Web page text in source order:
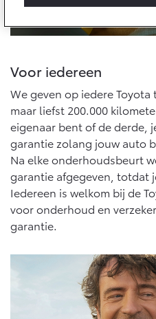
Corolla Cross
Vanaf € 39.995,-
Toyota C-HR+
BATTERIJ-ELEKTRISCH
Vanaf € 37.995,-
10 jaar batterijgarantie
Toyota fabrieksgarantie
Onderdelen & Accessoires
Onderdelen
Accessoires
Banden
Webshop
Connected
MyToyota login
MyToyota App
Abonnementen
Energie en slim laden
Verzekeren
Toyota Autoverzekering
Toyota Hybride
Bedrijfswagens
Financieren of leasen
Verzekeren
Voor iedereen
We geven op iedere
maar liefst 200.000
eigenaar bent of de derde,
garantie zolang jouw auto
Na elke onderhoudsbeurt
garantie afgegeven, totdat
Iedereen is welkom bij de
voor onderhoud en
garantie.